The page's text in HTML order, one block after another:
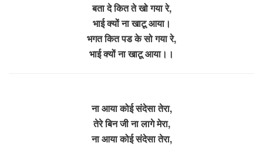
बता दे कित ते खो गया रे,
भाई क्यों ना खाटू आया।
भगत कित पड के सो गया रे,
भाई क्यों ना खाटू आया।।
ना आया कोई संदेसा तेरा,
तेरे बिन जी ना लागे मेरा,
ना आया कोई संदेसा तेरा,